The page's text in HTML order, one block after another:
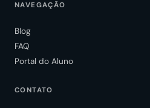
NAVEGAÇÃO
Blog
FAQ
Portal do Aluno
CONTATO